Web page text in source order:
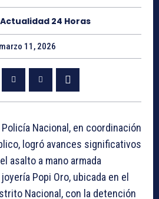
Actualidad 24 Horas
marzo 11, 2026
Policía Nacional, en coordinación
logró avances significativos
asalto a mano armada
Popi Oro, ubicada en el
Nacional, con la detención